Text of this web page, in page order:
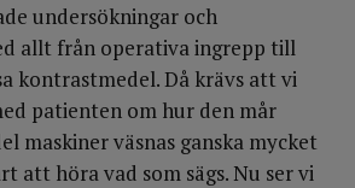
undersökningar och
allt från operativa ingrepp till
kontrastmedel. Då krävs att vi
patienten om hur den mår
maskiner väsnas ganska mycket
att höra vad som sägs. Nu ser vi